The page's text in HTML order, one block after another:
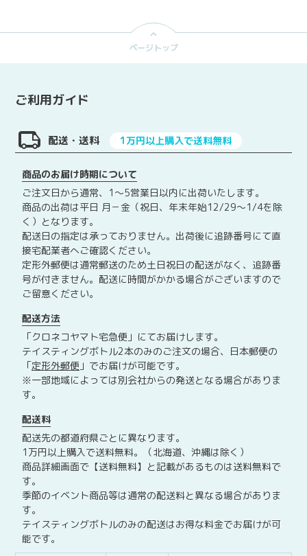
ページトップ
ご利用ガイド
配送・送料 1万円以上購入で送料無料
商品のお届け時期について
ご注文日から通常、1～5営業日以内に出荷いたします。
商品の出荷は平日 月－金（祝日、年末年始12/29～1/4を除
く）となります。
配送日の指定は承っておりません。出荷後に追跡番号にて直
接宅配業者へご確認ください。
定形外郵便は通常郵送のため土日祝日の配送がなく、追跡番
号が付きません。配送に時間がかかる場合がございますので
ご留意ください。
配送方法
「クロネコヤマト宅急便」にてお届けします。
テイスティングボトル2本のみのご注文の場合、日本郵便の
「定形外郵便 」でお届けが可能です。
※一部地域によっては別会社からの発送となる場合がありま
す。
配送料
配送先の都道府県ごとに異なります。
1万円以上購入で送料無料。（北海道、沖縄は除く）
商品詳細画面で【送料無料】と記載があるものは送料無料で
す。
季節のイベント商品等は通常の配送料と異なる場合がありま
す。
テイスティングボトルのみの配送はお得な料金でお届けが可
能です。